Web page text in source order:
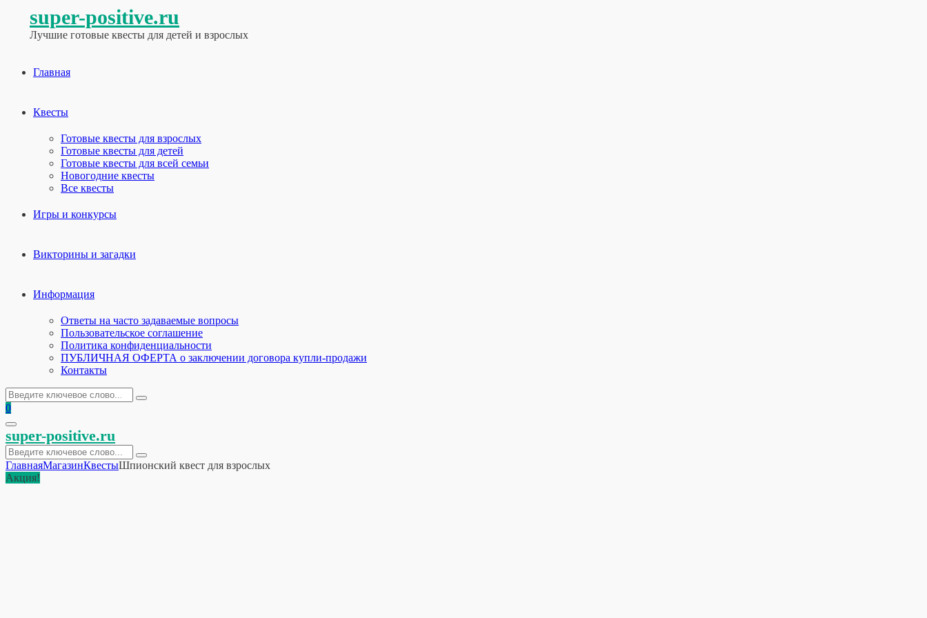
super-positive.ru
Лучшие готовые квесты для детей и взрослых
Главная
Квесты
Готовые квесты для взрослых
Готовые квесты для детей
Готовые квесты для всей семьи
Новогодние квесты
Все квесты
Игры и конкурсы
Викторины и загадки
Информация
Ответы на часто задаваемые вопросы
Пользовательское соглашение
Политика конфиденциальности
ПУБЛИЧНАЯ ОФЕРТА о заключении договора купли-продажи
Контакты
Искать:
Поиск
0
Основное
меню
super-positive.ru
Искать:
Поиск
ГлавнаяМагазинКвестыШпионский квест для взрослых
Акция!